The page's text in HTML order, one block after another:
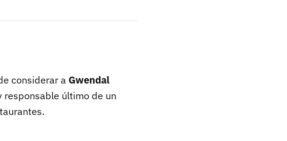
considerar a Gwendal
último de un